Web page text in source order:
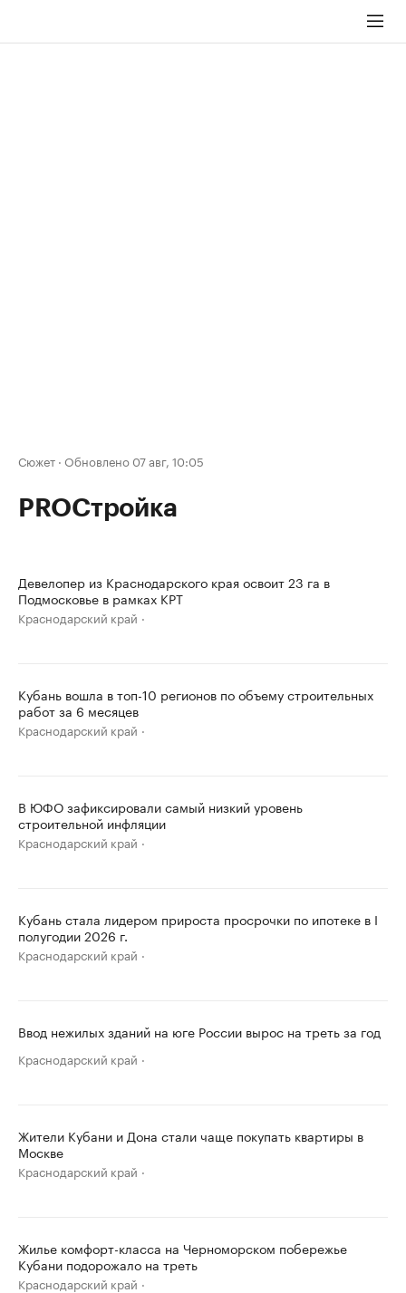
Сюжет · Обновлено 07 авг, 10:05
PROСтройка
Девелопер из Краснодарского края освоит 23 га в
Подмосковье в рамках КРТ
Краснодарский край
Кубань вошла в топ-10 регионов по объему строительных
работ за 6 месяцев
Краснодарский край
В ЮФО зафиксировали самый низкий уровень
строительной инфляции
Краснодарский край
Кубань стала лидером прироста просрочки по ипотеке в I
полугодии 2026 г.
Краснодарский край
Ввод нежилых зданий на юге России вырос на треть за год
Краснодарский край
Жители Кубани и Дона стали чаще покупать квартиры в
Москве
Краснодарский край
Жилье комфорт-класса на Черноморском побережье
Кубани подорожало на треть
Краснодарский край